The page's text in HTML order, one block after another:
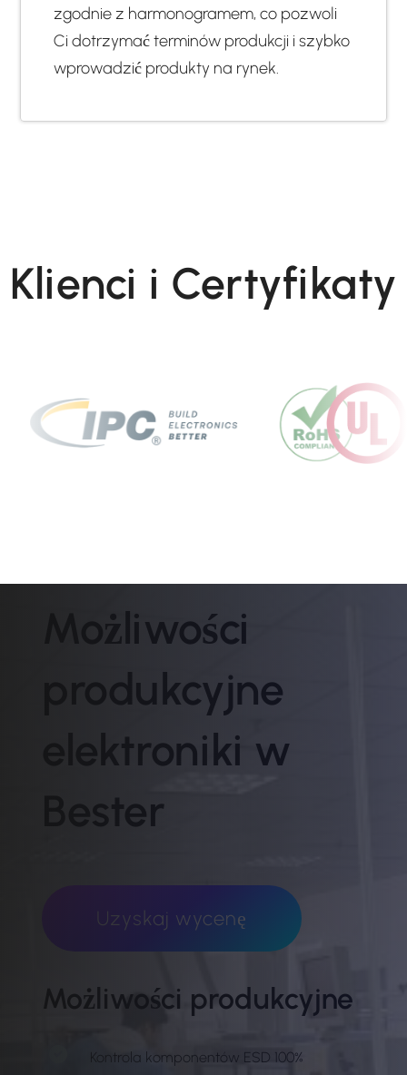
zgodnie z harmonogramem, co pozwoli
Ci dotrzymać terminów produkcji i szybko
wprowadzić produkty na rynek.
Klienci i Certyfikaty
Możliwości
produkcyjne
elektroniki w
Bester
Uzyskaj wycenę
Możliwości produkcyjne
Kontrola komponentów ESD 100%